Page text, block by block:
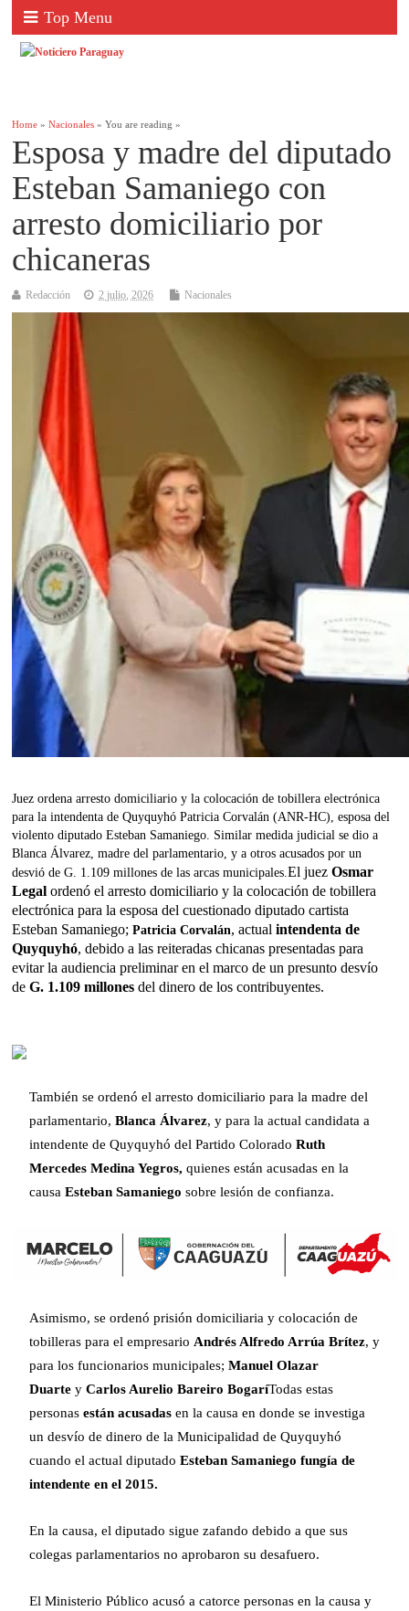
Top Menu
Home »Nacionales » You are reading »
Esposa y madre del diputado
Esteban Samaniego con
arresto domiciliario por
chicaneras
Redacción 2 julio, 2026 Nacionales
Juez ordena arresto domiciliario y la colocación de tobillera electrónica
para la intendenta de Quyquyhó Patricia Corvalán (ANR-HC), esposa del
violento diputado Esteban Samaniego. Similar medida judicial se dio a
Blanca Álvarez, madre del parlamentario, y a otros acusados por un
desvió de G. 1.109 millones de las arcas municipales.El juez Osmar
Legal ordenó el arresto domiciliario y la colocación de tobillera
electrónica para la esposa del cuestionado diputado cartista
Esteban Samaniego; Patricia Corvalán, actual intendenta de
Quyquyhó, debido a las reiteradas chicanas presentadas para
evitar la audiencia preliminar en el marco de un presunto desvío
de G. 1.109 millones del dinero de los contribuyentes.
También se ordenó el arresto domiciliario para la madre del
parlamentario, Blanca Álvarez, y para la actual candidata a
intendente de Quyquyhó del Partido Colorado Ruth
Mercedes Medina Yegros,quienes están acusadas en la
causa Esteban Samaniego sobre lesión de confianza.
Asimismo, se ordenó prisión domiciliaria y colocación de
tobilleras para el empresario Andrés Alfredo Arrúa Brítez, y
para los funcionarios municipales; Manuel Olazar
DuarteyCarlos Aurelio Bareiro BogaríTodas estas
personas están acusadas en la causa en donde se investiga
un desvío de dinero de la Municipalidad de Quyquyhó
cuando el actual diputado Esteban Samaniego fungía de
intendente en el 2015.
En la causa, el diputado sigue zafando debido a que sus
colegas parlamentarios no aprobaron su desafuero.
El Ministerio Público acusó a catorce personas en la causa y